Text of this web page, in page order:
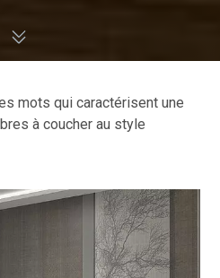
mots qui caractérisent une
à coucher au style